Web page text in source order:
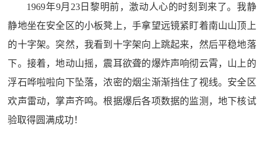
1969年9月23日黎明前，激动人心的时刻到来了。我静
静地坐在安全区的小板凳上，手拿望远镜紧盯着南山山顶上
的十字架。突然，我看到十字架向上跳起来，然后平稳地落
下。接着，地动山摇，震耳欲聋的爆炸声响彻云霄，山上的
浮石哗啦啦向下坠落，浓密的烟尘渐渐挡住了视线。安全区
欢声雷动，掌声齐鸣。根据爆后各项数据的监测，地下核试
验取得圆满成功！